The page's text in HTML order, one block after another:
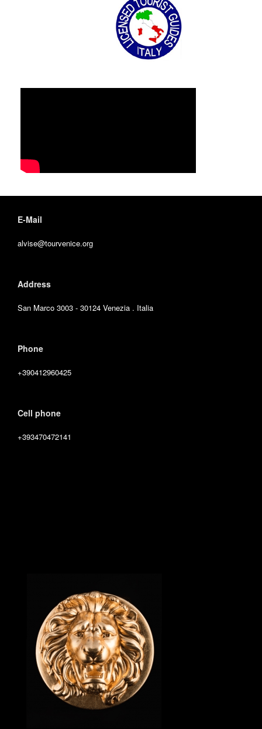
E-Mail
alvise@tourvenice.org
Address
San Marco 3003 - 30124 Venezia . Italia
Phone
+390412960425
Cell phone
+393470472141